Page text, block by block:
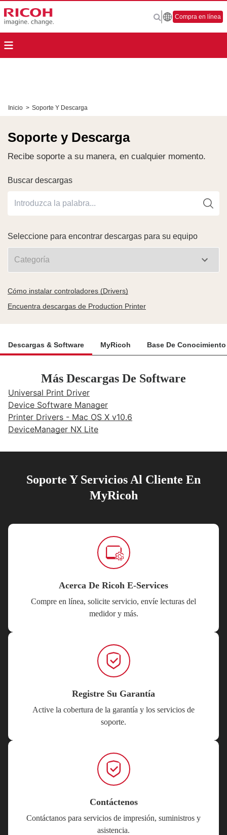
Compra en línea
Inicio > Soporte Y Descarga
Soporte y Descarga
Recibe soporte a su manera, en cualquier momento.
Buscar descargas
Seleccione para encontrar descargas para su equipo
Cómo instalar controladores (Drivers)
Encuentra descargas de Production Printer
Descargas & Software MyRicoh Base De Conocimiento
Más Descargas De Software
Universal Print Driver
Device Software Manager
Printer Drivers - Mac OS X v10.6
DeviceManager NX Lite
Soporte Y Servicios Al Cliente En
MyRicoh
Acerca De Ricoh E-Services
Compre en línea, solicite servicio, envíe lecturas del
medidor y más.
Registre Su Garantía
Active la cobertura de la garantía y los servicios de
soporte.
Contáctenos
Contáctanos para servicios de impresión, suministros y
asistencia.